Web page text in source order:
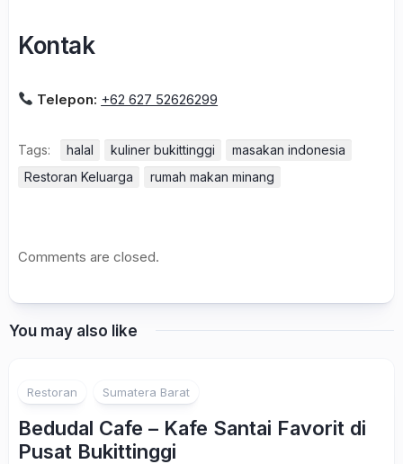
Kontak
Telepon: +62 627 52626299
Tags: halal kuliner bukittinggi
masakan indonesia
Restoran Keluarga
rumah makan minang
Comments are closed.
You may also like
Restoran Sumatera Barat
Bedudal Cafe – Kafe Santai Favorit di
Pusat Bukittinggi